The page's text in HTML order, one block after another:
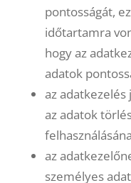
pontosságát,
időtartamra
hogy az
adatok
az adatkezelés
az adatok
az
személyes